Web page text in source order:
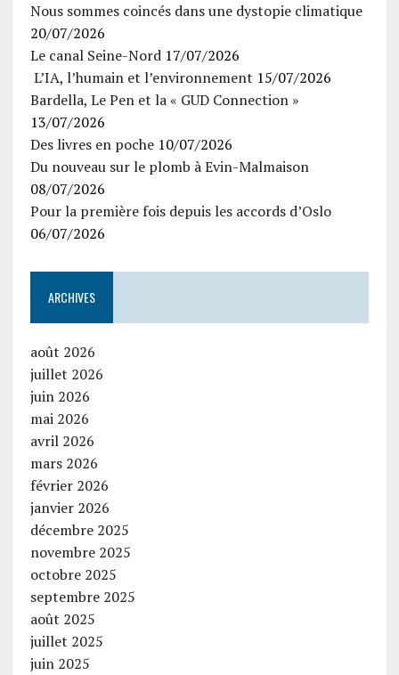
Nous sommes coincés dans une dystopie climatique
20/07/2026
Le canal Seine-Nord 17/07/2026
L’IA, l’humain et l’environnement 15/07/2026
Bardella, Le Pen et la « GUD Connection »
13/07/2026
Des livres en poche 10/07/2026
Du nouveau sur le plomb à Evin-Malmaison
08/07/2026
Pour la première fois depuis les accords d’Oslo
06/07/2026
ARCHIVES
août 2026
juillet 2026
juin 2026
mai 2026
avril 2026
mars 2026
février 2026
janvier 2026
décembre 2025
novembre 2025
octobre 2025
septembre 2025
août 2025
juillet 2025
juin 2025